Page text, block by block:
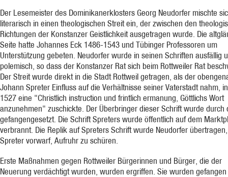
Der Lesemeister des Dominikanerklosters Georg Neudorfer mischte
literarisch in einen theologischen Streit ein, der zwischen den
Richtungen der Konstanzer Geistlichkeit ausgetragen wurde. Die
Seite hatte Johannes Eck 1486-1543 und Tübinger Professoren um
Unterstützung gebeten. Neudorfer wurde in seinen Schriften ausfällig
polemisch, so dass der Konstanzer Rat sich beim Rottweiler Rat
Der Streit wurde direkt in die Stadt Rottweil getragen, als der
Johann Spreter Einfluss auf die Verhältnisse seiner Vaterstadt nahm,
1527 eine "Christlich instruction und frintlich ermanung, Göttlichs Wort
anzunehmen" zuschickte. Der Überbringer dieser Schrift wurde durch
gefangengesetzt. Die Schrift Spreters wurde öffentlich auf dem
verbrannt. Die Replik auf Spreters Schrift wurde Neudorfer
Spreter vorwarf, Aufruhr zu schüren.
Erste Maßnahmen gegen Rottweiler Bürgerinnen und Bürger, die der
Neuerung verdächtigt wurden, wurden ergriffen. Sie wurden gefangen